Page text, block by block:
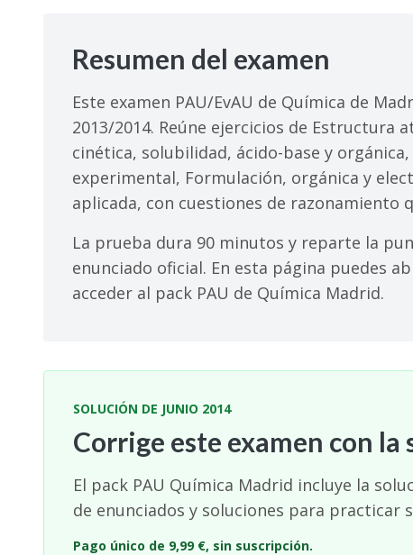
Resumen del examen
Este examen PAU/EvAU de Química de
2013/2014. Reúne ejercicios de Estructura
cinética, solubilidad, ácido-base y
experimental, Formulación, orgánica y
aplicada, con cuestiones de razonamiento
La prueba dura 90 minutos y reparte la
enunciado oficial. En esta página puedes
acceder al pack PAU de Química Madrid.
SOLUCIÓN DE JUNIO 2014
Corrige este examen con
El pack PAU Química Madrid incluye la
de enunciados y soluciones para practicar
Pago único de 9,99 €, sin suscripción.